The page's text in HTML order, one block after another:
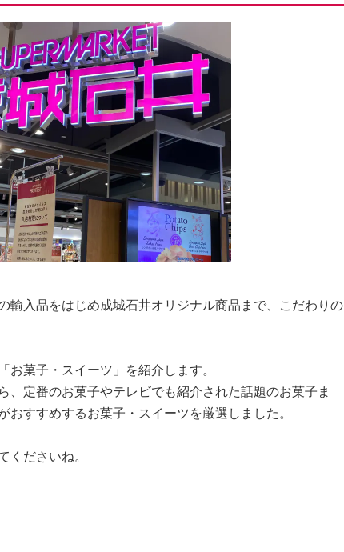
輸入品をはじめ成城石井オリジナル商品まで、こだわりの
菓子・スイーツ」を紹介します。
、定番のお菓子やテレビでも紹介された話題のお菓子ま
おすすめするお菓子・スイーツを厳選しました。
くださいね。